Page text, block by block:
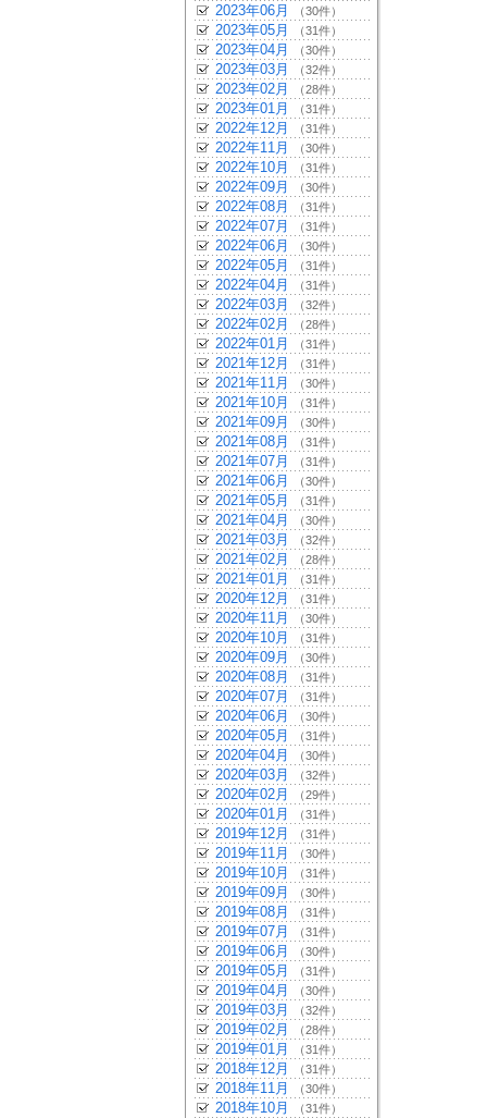
2023年06月 （30件）
2023年05月 （31件）
2023年04月 （30件）
2023年03月 （32件）
2023年02月 （28件）
2023年01月 （31件）
2022年12月 （31件）
2022年11月 （30件）
2022年10月 （31件）
2022年09月 （30件）
2022年08月 （31件）
2022年07月 （31件）
2022年06月 （30件）
2022年05月 （31件）
2022年04月 （31件）
2022年03月 （32件）
2022年02月 （28件）
2022年01月 （31件）
2021年12月 （31件）
2021年11月 （30件）
2021年10月 （31件）
2021年09月 （30件）
2021年08月 （31件）
2021年07月 （31件）
2021年06月 （30件）
2021年05月 （31件）
2021年04月 （30件）
2021年03月 （32件）
2021年02月 （28件）
2021年01月 （31件）
2020年12月 （31件）
2020年11月 （30件）
2020年10月 （31件）
2020年09月 （30件）
2020年08月 （31件）
2020年07月 （31件）
2020年06月 （30件）
2020年05月 （31件）
2020年04月 （30件）
2020年03月 （32件）
2020年02月 （29件）
2020年01月 （31件）
2019年12月 （31件）
2019年11月 （30件）
2019年10月 （31件）
2019年09月 （30件）
2019年08月 （31件）
2019年07月 （31件）
2019年06月 （30件）
2019年05月 （31件）
2019年04月 （30件）
2019年03月 （32件）
2019年02月 （28件）
2019年01月 （31件）
2018年12月 （31件）
2018年11月 （30件）
2018年10月 （31件）